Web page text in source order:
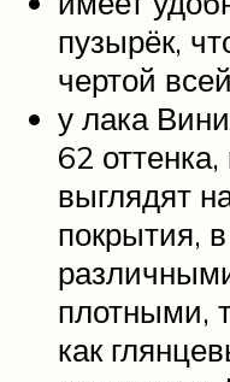
пузырёк,
чертой
у лака
62
выглядят
покрытия,
плотными,
как